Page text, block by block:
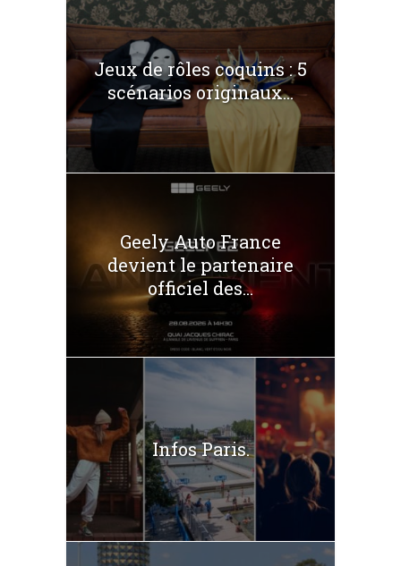
Jeux de rôles coquins : 5
scénarios originaux...
Geely Auto France
devient le partenaire
officiel des...
Infos Paris.